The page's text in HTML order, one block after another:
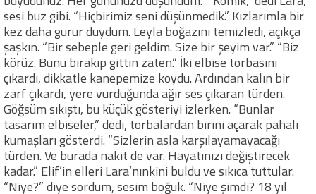
sesi buz gibi. “Hiçbirimiz seni düşünmedik.” Kızlarımla bir
kez daha gurur duydum. Leyla boğazını temizledi, açıkça
şaşkın. “Bir sebeple geri geldim. Size bir şeyim var.” “Biz
körüz. Bunu bırakıp gittin zaten.” İki elbise torbasını
çıkardı, dikkatle kanepemize koydu. Ardından kalın bir
zarf çıkardı, yere vurduğunda ağır ses çıkaran türden.
Göğsüm sıkıştı, bu küçük gösteriyi izlerken. “Bunlar
tasarım elbiseler,” dedi, torbalardan birini açarak pahalı
kumaşları gösterdi. “Sizlerin asla karşılayamayacağı
türden. Ve burada nakit de var. Hayatınızı değiştirecek
kadar.” Elif’in elleri Lara’nınkini buldu ve sıkıca tuttular.
“Niye?” diye sordum, sesim boğuk. “Niye şimdi? 18 yıl